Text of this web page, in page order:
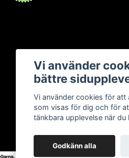
Vi använder
bättre
Vi använder cookies för att
som visas för dig och för
tänkbara upplevelse när
Godkänn alla